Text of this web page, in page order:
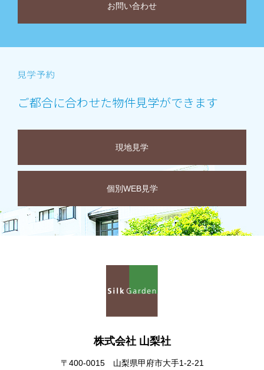
お問い合わせ
ご都合に合わせた物件見学ができます
現地見学
個別WEB見学
株式会社 山梨社
〒400-0015 山梨県甲府市大手1-2-21